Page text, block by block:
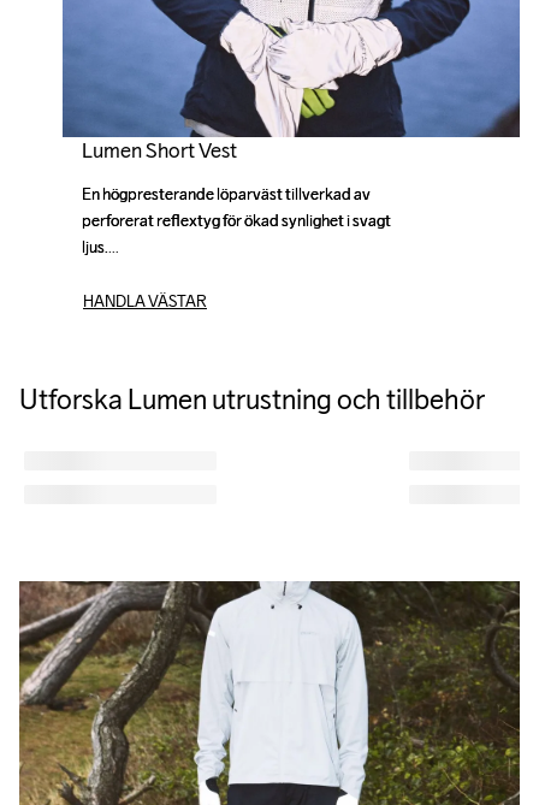
Lumen Short Vest
En högpresterande löparväst tillverkad av
perforerat reflextyg för ökad synlighet i svagt
ljus.
En högpresterande löparväst tillverkad av
perforerat reflextyg för ökad synlighet i svagt
ljus.
HANDLA VÄSTAR
Utforska Lumen utrustning och tillbehör